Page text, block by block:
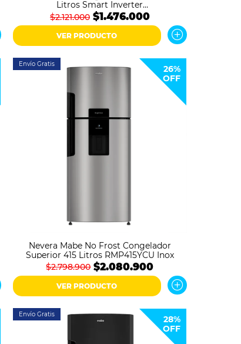
Litros Smart Inverter
MDRT346MTM28COD Gris
$2.121.000 $1.476.000
VER PRODUCTO
Envío Gratis
26%
OFF
Nevera Mabe No Frost Congelador
Superior 415 Litros RMP415YCU Inox
$2.798.900 $2.080.900
VER PRODUCTO
Envío Gratis
28%
OFF